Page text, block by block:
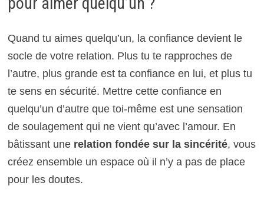
Quand tu aimes quelqu’un, la confiance devient le
socle de votre relation. Plus tu te rapproches de
l’autre, plus grande est ta confiance en lui, et plus tu
te sens en sécurité. Mettre cette confiance en
quelqu’un d’autre que toi-même est une sensation
de soulagement qui ne vient qu’avec l’amour. En
bâtissant une relation fondée sur la sincérité, vous
créez ensemble un espace où il n’y a pas de place
pour les doutes.